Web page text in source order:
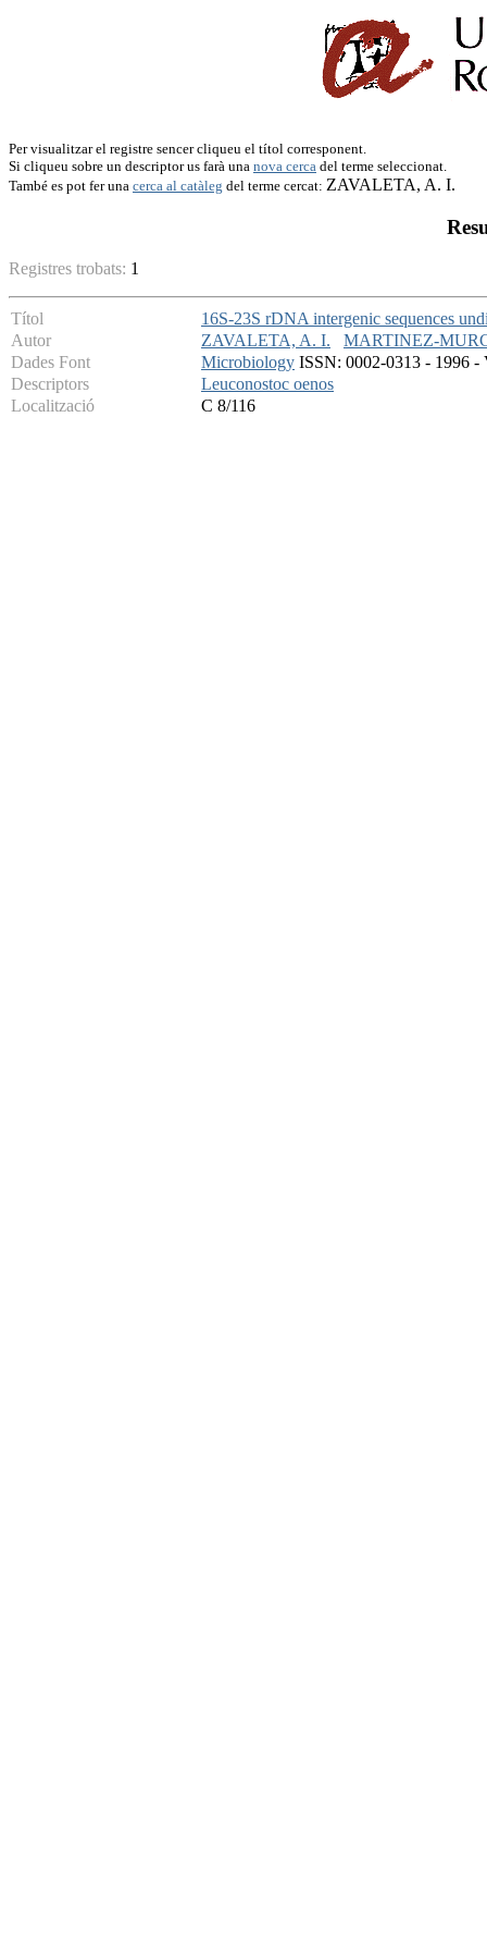
Per visualitzar el registre sencer cliqueu el títol corresponent.
Si cliqueu sobre un descriptor us farà una nova cerca del terme seleccionat.
També es pot fer una cerca al catàleg del terme cercat: ZAVALETA, A. I.
Registres trobats: 1
Títol
16S-23S rDNA intergenic sequences
Autor
ZAVALETA, A. I.
MARTINEZ-
Dades Font
Microbiology ISSN: 0002-0313 - 1996 -
Descriptors
Leuconostoc oenos
Localització
C 8/116